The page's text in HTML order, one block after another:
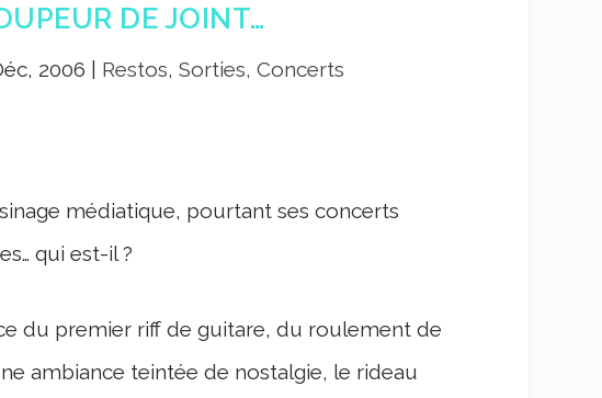
DE JOINT…
2006 Restos, Sorties, Concerts
médiatique, pourtant ses concerts
qui est-il ?
du premier riff de guitare, du roulement de
ambiance teintée de nostalgie, le rideau